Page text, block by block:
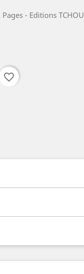
- Editions TCHOU
favorite_border